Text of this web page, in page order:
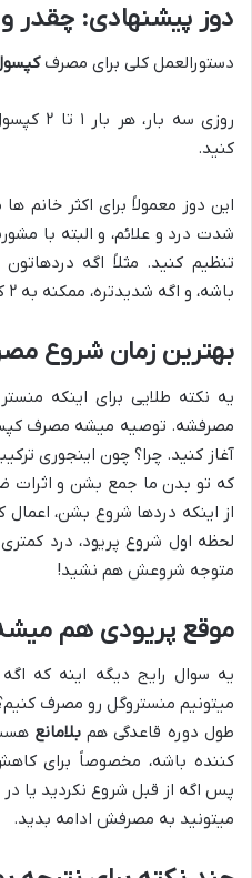
دوز پیشنهادی: چقدر و
دستورالعمل کلی برای مصرف
روزی سه
کنید.
این دوز معمولاً برای اکثر خانم
شدت درد و علائم، و البته با
باشه، و اگه شدیدتره، ممکنه به ۲ کپسول نیاز داشته باشید.
بهترین زمان شروع
یه نکته طلایی برای اینکه
مصرفشه. توصیه میشه مصرف
آغاز کنید. چرا؟ چون اینجوری
که تو بدن ما جمع بشن و
از اینکه دردها شروع بشن،
لحظه اول شروع پریود، درد
متوجه شروعش هم نشید!
موقع پریودی هم
یه سوال رایج دیگه اینه که
میتونیم منستروگل رو مصرف
طول دوره قاعدگی همبلامانع
کننده باشه، مخصوصاً برای
پس اگه از قبل شروع نکردید یا
میتونید به مصرفش ادامه بدید.